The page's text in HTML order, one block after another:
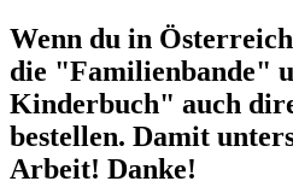
Wenn du in
die "Familienbande"
Kinderbuch" auch
bestellen. Damit
Arbeit! Danke!